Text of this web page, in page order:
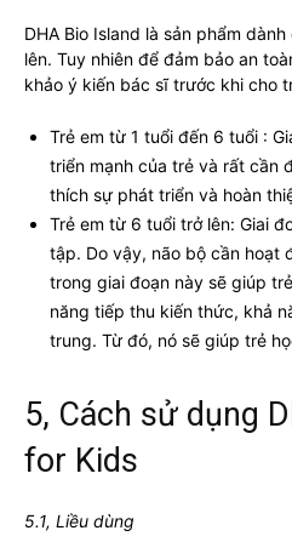
DHA Bio Island là sản phẩm
lên. Tuy nhiên để đảm bảo an
khảo ý kiến bác sĩ trước khi cho
Trẻ em từ 1 tuổi đến 6 tuổi :
triển mạnh của trẻ và rất cần
thích sự phát triển và hoàn
Trẻ em từ 6 tuổi trở lên: Giai
tập. Do vậy, não bộ cần hoạt
trong giai đoạn này sẽ giúp
năng tiếp thu kiến thức, khả
trung. Từ đó, nó sẽ giúp trẻ
5, Cách sử dụng
for Kids
5.1, Liều dùng